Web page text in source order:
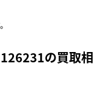
の買取相